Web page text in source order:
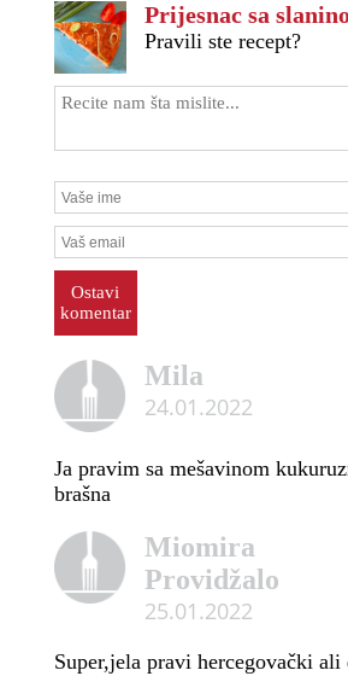
Prijesnac sa
Pravili ste recept?
Ostavi
komentar
Mila
24.01.2022
Ja pravim sa mešavinom
brašna
Miomira
Providžalo
25.01.2022
Super,jela pravi hercegovački ali